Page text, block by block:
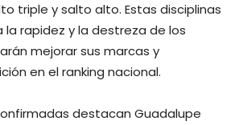
triple y salto alto. Estas disciplinas
la rapidez y la destreza de los
mejorar sus marcas y
en el ranking nacional.
destacan Guadalupe